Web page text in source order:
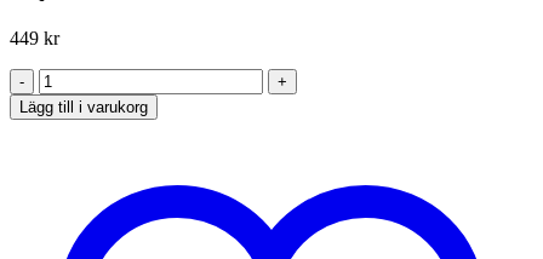
449 kr
Sjökortsbricka
Karlshamn
mängd
Lägg till i varukorg